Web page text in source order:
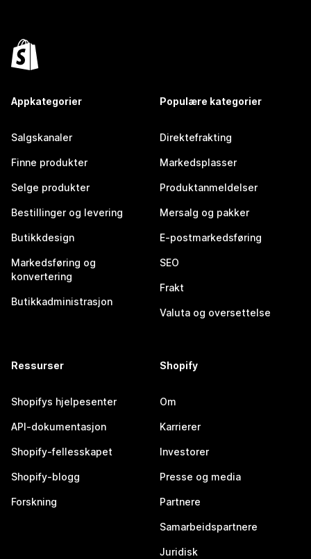
Appkategorier
Salgskanaler
Finne produkter
Selge produkter
Bestillinger og levering
Butikkdesign
Markedsføring og
konvertering
Butikkadministrasjon
Populære kategorier
Direktefrakting
Markedsplasser
Produktanmeldelser
Mersalg og pakker
E-postmarkedsføring
SEO
Frakt
Valuta og oversettelse
Ressurser
Shopifys hjelpesenter
API-dokumentasjon
Shopify-fellesskapet
Shopify-blogg
Forskning
Shopify
Om
Karrierer
Investorer
Presse og media
Partnere
Samarbeidspartnere
Juridisk